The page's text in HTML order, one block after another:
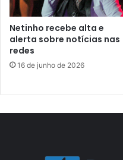
Netinho recebe alta e
alerta sobre notícias nas
redes
16 de junho de 2026